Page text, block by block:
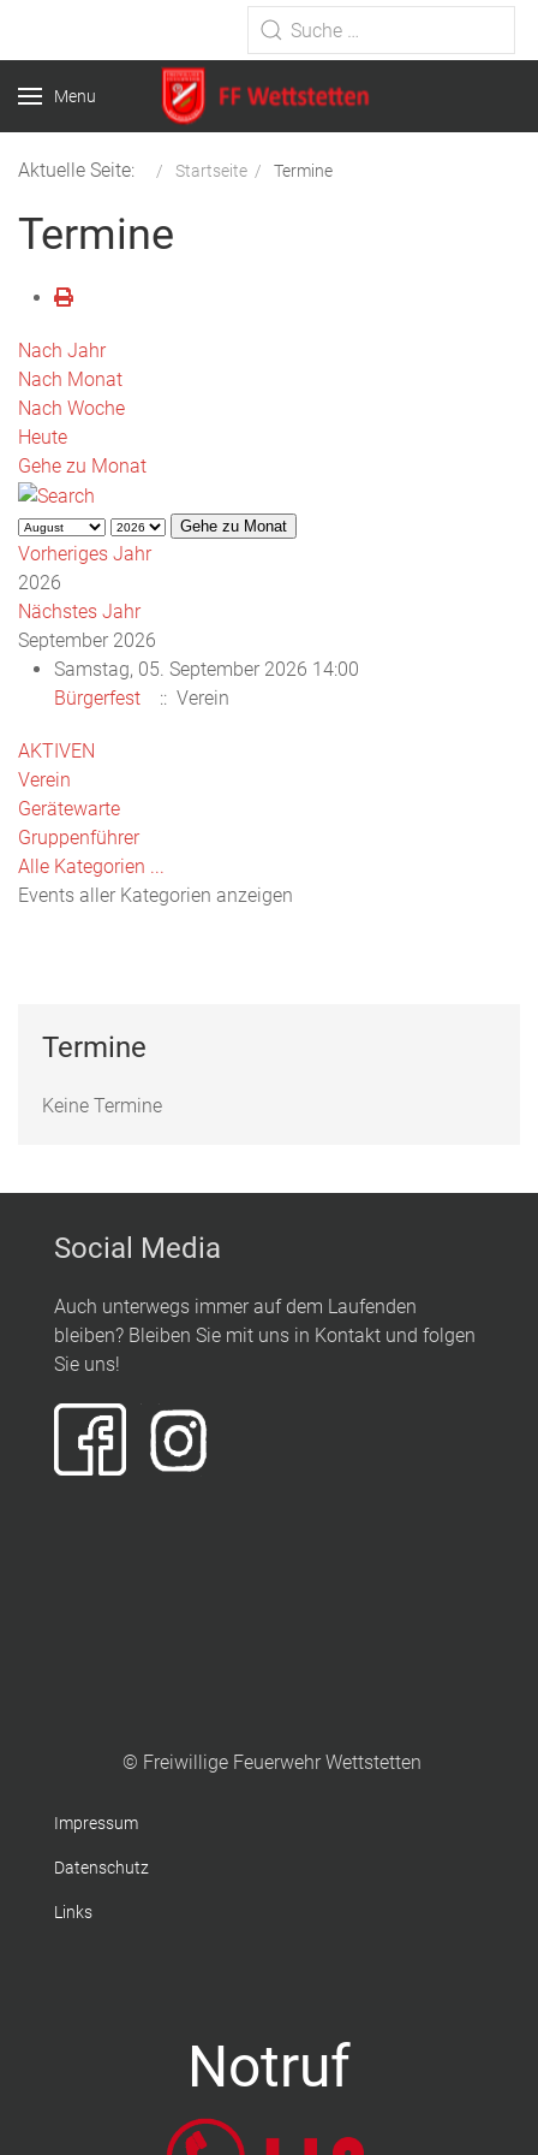
Type 2 or more characters for
results.
Menu
Aktuelle Seite: Startseite Termine
Termine
Nach Jahr
Nach Monat
Nach Woche
Heute
Gehe zu Monat
Gehe zu Monat
Vorheriges Jahr
2026
Nächstes Jahr
September 2026
Samstag, 05. September 2026 14:00
Bürgerfest
:: Verein
Limite
der
Paginierungsliste
AKTIVEN
Verein
Gerätewarte
Gruppenführer
Alle Kategorien ...
Events aller Kategorien anzeigen
Termine
Keine Termine
Social Media
Auch unterwegs immer auf dem Laufenden
bleiben? Bleiben Sie mit uns in Kontakt und folgen
Sie uns!
© Freiwillige Feuerwehr Wettstetten
Impressum
Datenschutz
Links
Notruf